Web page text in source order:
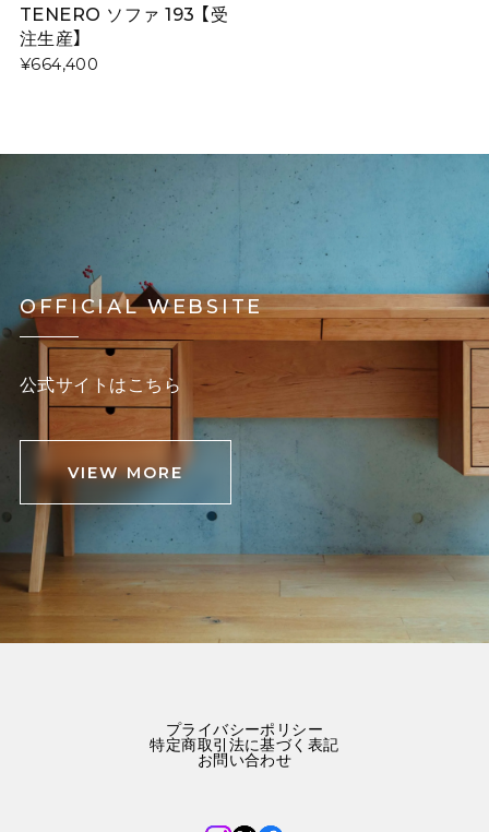
TENERO ソファ 193 【受
注生産】
¥664,400
OFFICIAL WEBSITE
公式サイトはこちら
VIEW MORE
プライバシーポリシー
特定商取引法に基づく表記
お問い合わせ